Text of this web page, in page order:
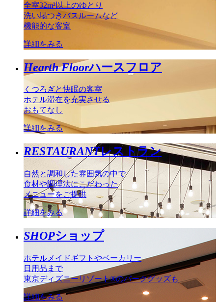
全室32m²以上のゆとり
洗い場つきバスルームなど
機能的な客室
詳細をみる
Hearth Floorハースフロア
くつろぎと快眠の客室
ホテル滞在を充実させる
おもてなし
詳細をみる
RESTAURANTレストラン
自然と調和した雰囲気の中で
食材や調理法にこだわった
メニューをご提供
詳細をみる
SHOPショップ
ホテルメイドギフトやベーカリー
日用品まで
東京ディズニーリゾート®のパークグッズも
詳細をみる